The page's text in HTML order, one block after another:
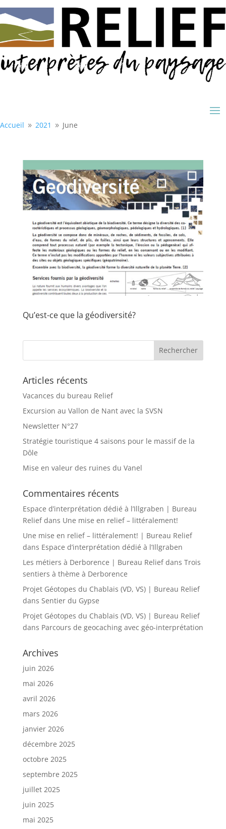
Accueil 9 2021 9 June
Qu’est-ce que la géodiversité?
Articles récents
Vacances du bureau Relief
Excursion au Vallon de Nant avec la SVSN
Newsletter N°27
Stratégie touristique 4 saisons pour le massif de la
Dôle
Mise en valeur des ruines du Vanel
Commentaires récents
Espace d’interprétation dédié à l’Illgraben | Bureau
Reliefdans Une mise en relief – littéralement!
Une mise en relief – littéralement! | Bureau Relief
dans Espace d’interprétation dédié à l’Illgraben
Les métiers à Derborence | Bureau Reliefdans Trois
sentiers à thème à Derborence
Projet Géotopes du Chablais (VD, VS) | Bureau Relief
dans Sentier du Gypse
Projet Géotopes du Chablais (VD, VS) | Bureau Relief
dans Parcours de geocaching avec géo-interprétation
Archives
juin 2026
mai 2026
avril 2026
mars 2026
janvier 2026
décembre 2025
octobre 2025
septembre 2025
juillet 2025
juin 2025
mai 2025